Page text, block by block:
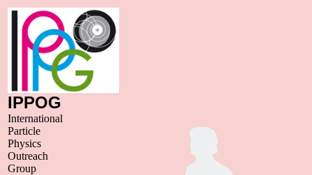
IPPOG
International
Particle
Physics
Outreach
Group